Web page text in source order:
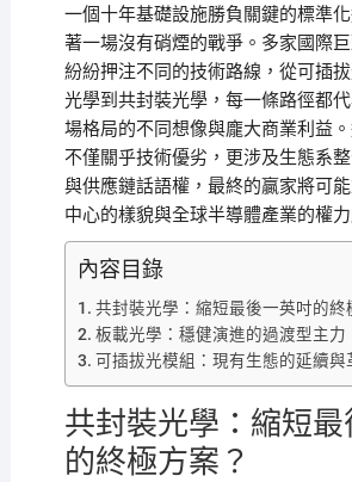
一個十年基礎設施勝負關鍵的標準
著一場沒有硝煙的戰爭。多家國際
紛紛押注不同的技術路線，從可插
光學到共封裝光學，每一條路徑都
場格局的不同想像與龐大商業利益
不僅關乎技術優劣，更涉及生態系
與供應鏈話語權，最終的贏家將可
中心的樣貌與全球半導體產業的權力
內容目錄
共封裝光學：縮短最後一英吋的終
板載光學：穩健演進的過渡型主力
可插拔光模組：現有生態的延續與
共封裝光學：縮短
的終極方案？